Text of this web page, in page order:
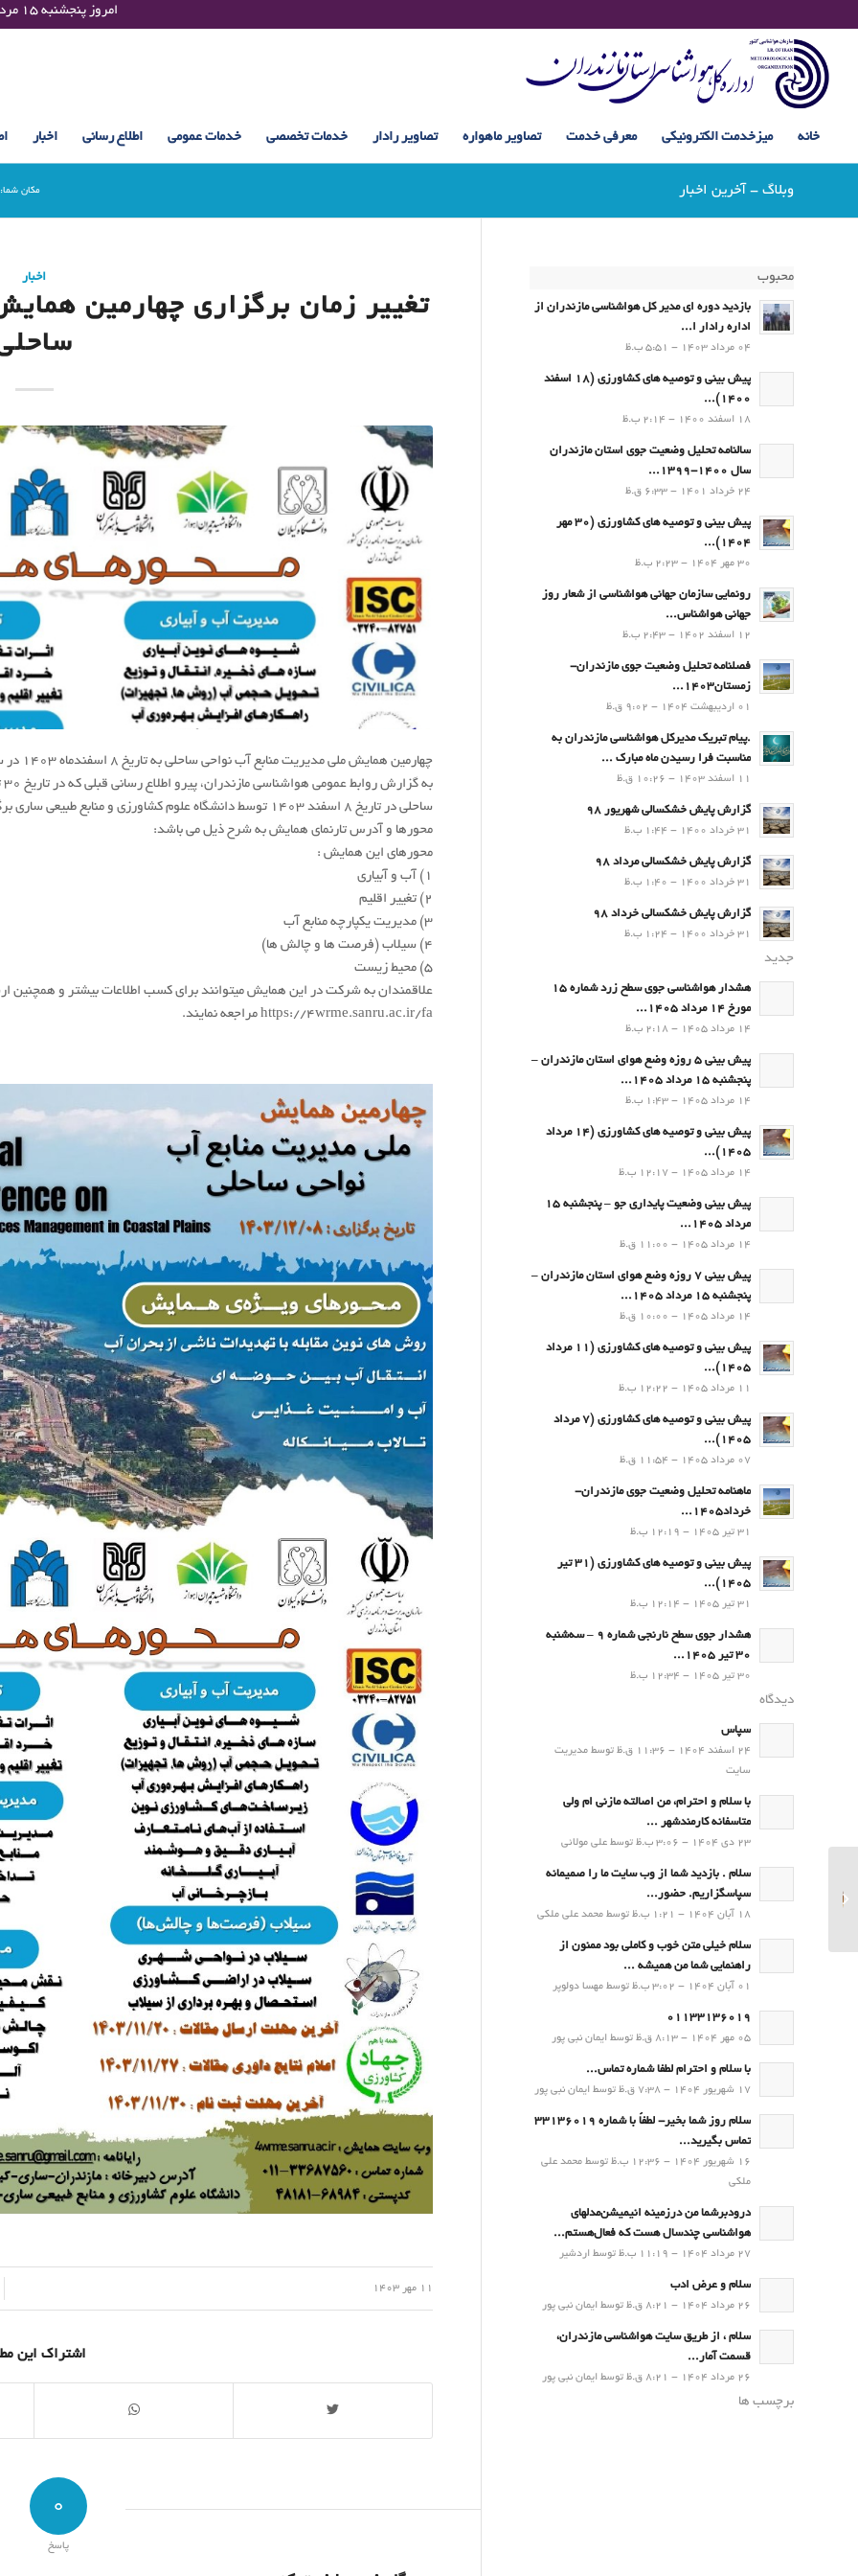
Thursday 06 August 2026 , 18:12 UTC ¤¤¤¤ امروز پنجشنبه ۱۵ مرداد ۱۴۰۵ساعت : ۱۸:۱۲
خانه میزخدمت الکترونیکی معرفی خدمت تصاویر ماهواره تصاویر رادار خدمات تخصصی خدمات عمومی اطلاع رسانی اخبار
وبلاگ - آخرین اخبار مکان شما:
اخبار
تغییر زمان برگزاری چهارمین
چهارمین همایش ملى مدیریت منابع آب نواحى ساحلى به تاریخ 8 اسفندماه 1403 در ساری تغییر یافت.
ساحلى در تاریخ 8 اسفند ۱۴۰۳ توسط دانشگاه علوم کشاورزی و منابع طبیعی ساری برگزار می گردد.
محورها و آدرس تارنمای همایش به شرح ذیل می باشد:
محورهای این همایش :
۱) آب و آبیاری
۲) تغییر اقلیم
۳) مدیریت یکپارچه منابع آب
۴) سیلاب (فرصت ها و چالش ها)
۵) محیط زیست
علاقمندان به شرکت در این همایش میتوانند برای کسب اطلاعات بیشتر و همچنین
https://4wrme.sanru.ac.ir/fa مراجعه نمایند.
11 مهر 1403
اشتراک این
0
پاسخ
محبوب
بازدید دوره ای مدیر کل هواشناسی مازندران از
اداره رادار ا...
04 مرداد 1403 - 5:51 ب.ظ
پیش بینی و توصیه های کشاورزی (18 اسفند
1400)...
18 اسفند 1400 - 2:14 ب.ظ
سالنامه تحلیل وضعیت جوی استان مازندران
سال 1400-1399...
24 خرداد 1401 - 6:33 ق.ظ
پیش بینی و توصیه های کشاورزی (30 مهر
۱۴۰۴)...
30 مهر 1404 - 2:23 ب.ظ
رونمایی سازمان جهانی هواشناسی از شعار روز
جهانی هواشناس...
12 اسفند 1402 - 2:43 ب.ظ
فصلنامه تحلیل وضعیت جوی مازندران-
زمستان۱۴۰۳...
01 اردیبهشت 1404 - 9:02 ق.ظ
.پيام تبريك مدیرکل هواشناسی مازندران به
مناسبت فرا رسيدن ماه مبارك ...
11 اسفند 1403 - 10:26 ق.ظ
گزارش پایش خشکسالی شهریور 98
31 خرداد 1400 - 1:44 ب.ظ
گزارش پایش خشکسالی مرداد 98
31 خرداد 1400 - 1:40 ب.ظ
گزارش پایش خشکسالی خرداد 98
31 خرداد 1400 - 1:24 ب.ظ
جدید
هشدار هواشناسی جوی سطح زرد شماره 15
مورخ 14 مرداد 1405...
14 مرداد 1405 - 2:18 ب.ظ
پیش بینی 5 روزه وضع هوای استان مازندران –
پنجشنبه 15 مرداد 1405...
14 مرداد 1405 - 1:43 ب.ظ
پیش بینی و توصیه های کشاورزی (14 مرداد
۱۴۰۵)...
14 مرداد 1405 - 12:17 ب.ظ
پیش بینی وضعیت پایداری جو – پنجشنبه 15
مرداد 1405...
14 مرداد 1405 - 11:00 ق.ظ
پیش بینی 7 روزه وضع هوای استان مازندران –
پنجشنبه 15 مرداد 1405...
14 مرداد 1405 - 10:00 ق.ظ
پیش بینی و توصیه های کشاورزی (11 مرداد
۱۴۰۵)...
11 مرداد 1405 - 12:22 ب.ظ
پیش بینی و توصیه های کشاورزی (7 مرداد
۱۴۰۵)...
07 مرداد 1405 - 11:54 ق.ظ
ماهنامه تحلیل وضعیت جوی مازندران-
خرداد1405...
31 تیر 1405 - 12:19 ب.ظ
پیش بینی و توصیه های کشاورزی (31 تیر
۱۴۰۵)...
31 تیر 1405 - 12:14 ب.ظ
هشدار جوی سطح نارنجی شماره 9 – سه‌شنبه
30 تیر 1405...
30 تیر 1405 - 12:34 ب.ظ
دیدگاه
سپاس
24 اسفند 1404 - 11:36 ق.ظ توسط مدیریت
سایت
با سلام و احترام، من اصالته مازنی ام ولی
متاسفانه کارمندشهر ...
23 دی 1404 - 3:06 ب.ظ توسط علی مولائی
سلام . بازدید شما از وب سایت ما را صمیمانه
سپاسگزاریم. حضور...
18 آبان 1404 - 1:21 ب.ظ توسط محمد علی ملکی
سلام خیلی متن خوب و کاملی بود ممنون از
راهنمایی شما من همیشه ...
01 آبان 1404 - 3:02 ب.ظ توسط مهسا دولوپر
01133136019
05 مهر 1404 - 8:13 ق.ظ توسط ایمان نبی پور
با سلام و احترام لطفا شماره تماس...
17 شهریور 1404 - 7:38 ق.ظ توسط ایمان نبی پور
سلام روز شما بخیر- لطفاً با شماره 33136019
تماس بگیرید...
16 شهریور 1404 - 12:36 ب.ظ توسط محمد علی
ملکی
درودبرشما من درزمینه انیمیشن‌مدلهای
هواشناسی چندسال هست که فعال‌هستم...
27 مرداد 1404 - 11:19 ب.ظ توسط اردشیر
سلام و عرض ادب
26 مرداد 1404 - 8:21 ق.ظ توسط ایمان نبی پور
سلام ، از طریق سایت هواشناسی مازندران،
قسمت آمار...
26 مرداد 1404 - 8:21 ق.ظ توسط ایمان نبی پور
برچسب ها
پیش بینی و توصیه های
کشاورزی (11 مهر۱۴۰۳)